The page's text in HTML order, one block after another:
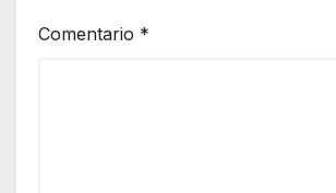
Comentario *